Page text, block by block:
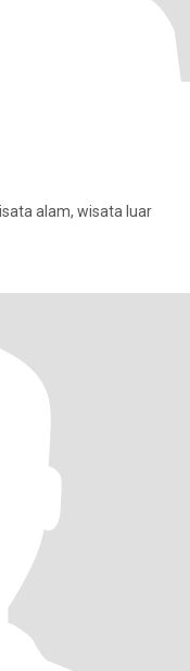
alam, wisata luar